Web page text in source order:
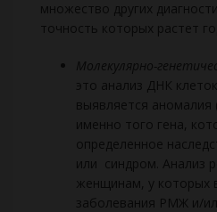
множество других
точность которых растет
Молекулярно-
это анализ ДНК
выявляется аномалия
именно того гена,
определенное
или синдром. Анализ
женщинам, у которых
заболевания РМЖ и/